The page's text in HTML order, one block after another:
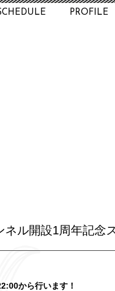
PROFILE
ル開設1周年記念
から行います！